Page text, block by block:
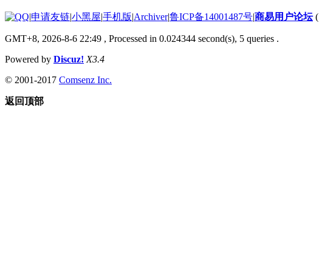
|申请友链|小黑屋|手机版|Archiver|鲁ICP备14001487号|商易用户论坛(
GMT+8, 2026-8-6 22:49 , Processed in 0.024344 second(s), 5 queries .
Powered by Discuz! X3.4
© 2001-2017 Comsenz Inc.
返回顶部